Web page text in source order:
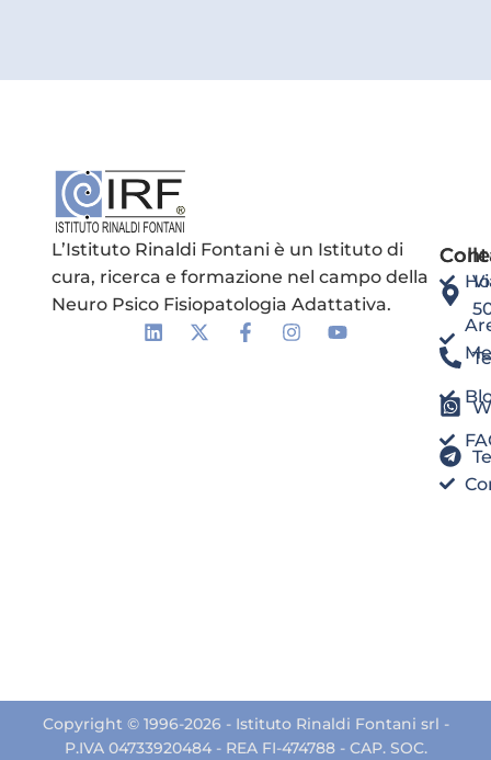
L’Istituto Rinaldi Fontani è un Istituto di
cura, ricerca e formazione nel campo della
Neuro Psico Fisiopatologia Adattativa.
Copyright © 1996-2026 - Istituto Rinaldi Fontani srl -
P.IVA 04733920484 - REA FI-474788 - CAP. SOC.